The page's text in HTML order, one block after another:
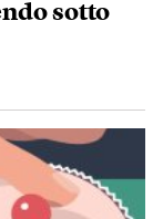
sotto